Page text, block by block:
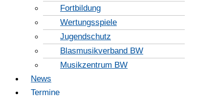
Fortbildung
Wertungsspiele
Jugendschutz
Blasmusikverband BW
Musikzentrum BW
News
Termine